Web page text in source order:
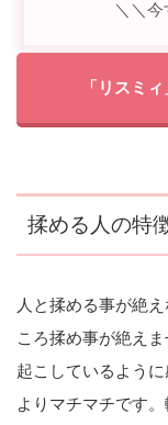
＼＼
「リスミ
揉める人の特
人と揉める事が絶
ころ揉め事が絶え
起こしているよう
よりマチマチです